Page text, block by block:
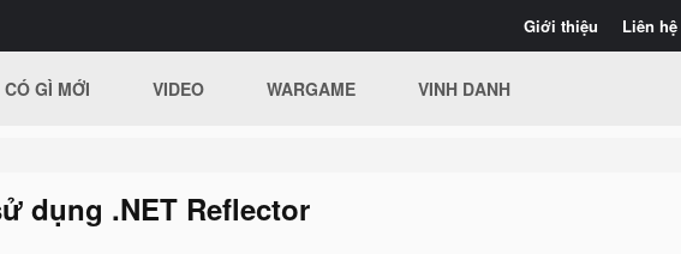
Giới thiệu Liên hệ
CÓ GÌ MỚI VIDEO WARGAME VINH DANH
dụng .NET Reflector